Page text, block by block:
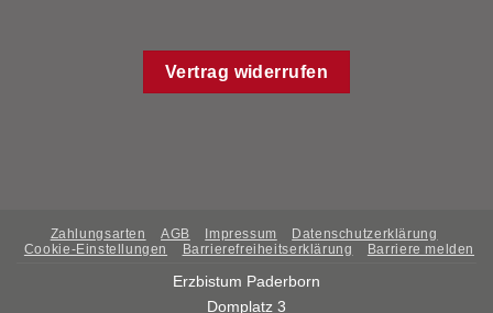
Vertrag widerrufen
Zahlungsarten AGB Impressum
Datenschutzerklärung
Cookie-Einstellungen
Barrierefreiheitserklärung Barriere melden
Erzbistum Paderborn
Domplatz 3